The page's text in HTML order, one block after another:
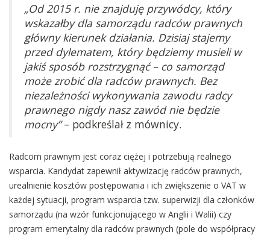
„Od 2015 r. nie znajduję przywódcy, który
wskazałby dla samorządu radców prawnych
główny kierunek działania. Dzisiaj stajemy
przed dylematem, który będziemy musieli w
jakiś sposób rozstrzygnąć – co samorząd
może zrobić dla radców prawnych. Bez
niezależności wykonywania zawodu radcy
prawnego nigdy nasz zawód nie będzie
mocny”– podkreślał z mównicy.
Radcom prawnym jest coraz ciężej i potrzebują realnego
wsparcia. Kandydat zapewnił aktywizację radców prawnych,
urealnienie kosztów postępowania i ich zwiększenie o VAT w
każdej sytuacji, program wsparcia tzw. superwizji dla członków
samorządu (na wzór funkcjonującego w Anglii i Walii) czy
program emerytalny dla radców prawnych (pole do współpracy